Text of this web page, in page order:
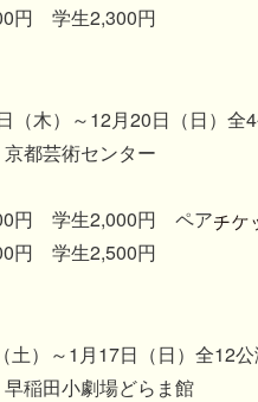
円 学生2,300円
（木）～12月20日（日）全
都芸術センター
円 学生2,000円 ペア
円 学生2,500円
土）～1月17日（日）全12
稲田小劇場どらま館